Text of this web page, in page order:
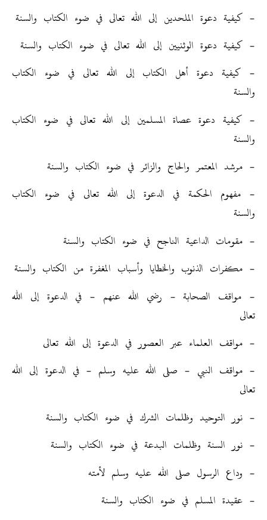
– كيفية دعوة الملحدين إلى الله تعالى في ضوء الكتاب والسنة
– كيفية دعوة الوثنيين إلى الله تعالى في ضوء الكتاب والسنة
– كيفية دعوة أهل الكتاب إلى الله تعالى في ضوء الكتاب
والسنة
– كيفية دعوة عصاة المسلمين إلى الله تعالى في ضوء الكتاب
والسنة
– مرشد المعتمر والحاج والزائر في ضوء الكتاب والسنة
– مفهوم الحكمة في الدعوة إلى الله تعالى في ضوء الكتاب
والسنة
– مقومات الداعية الناجح في ضوء الكتاب والسنة
– مكفرات الذنوب والخطايا وأسباب المغفرة من الكتاب والسنة
– مواقف الصحابة – رضي الله عنهم – في الدعوة إلى الله
تعالى
– مواقف العلماء عبر العصور في الدعوة إلى الله تعالى
– مواقف النبي – صلى الله عليه وسلم – في الدعوة إلى الله
تعالى
– نور التوحيد وظلمات الشرك في ضوء الكتاب والسنة
– نور السنة وظلمات البدعة في ضوء الكتاب والسنة
– وداع الرسول صلى الله عليه وسلم لأمته
– عقيدة المسلم في ضوء الكتاب والسنة